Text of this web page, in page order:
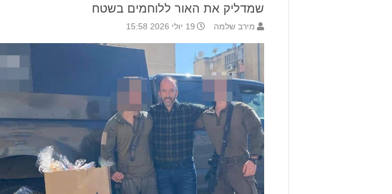
שמדליק את האור ללוחמים בשטח
מירב שלמה 19 יולי 2026 15:58